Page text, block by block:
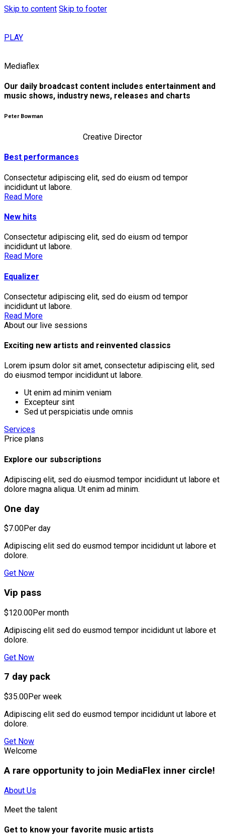
Skip to content Skip to footer
PLAY
Mediaflex
Our daily broadcast content includes entertainment and
music shows, industry news, releases and charts
Peter Bowman
Creative Director
Best performances
Consectetur adipiscing elit, sed do eiusm od tempor
incididunt ut labore.
Read More
New hits
Consectetur adipiscing elit, sed do eiusm od tempor
incididunt ut labore.
Read More
Equalizer
Consectetur adipiscing elit, sed do eiusm od tempor
incididunt ut labore.
Read More
About our live sessions
Exciting new artists and reinvented classics
Lorem ipsum dolor sit amet, consectetur adipiscing elit, sed
do eiusmod tempor incididunt ut labore.
Ut enim ad minim veniam
Excepteur sint
Sed ut perspiciatis unde omnis
Services
Price plans
Explore our subscriptions
Adipiscing elit, sed do eiusmod tempor incididunt ut labore et
dolore magna aliqua. Ut enim ad minim.
One day
$7.00Per day
Adipiscing elit sed do eusmod tempor incididunt ut labore et
dolore.
Get Now
Vip pass
$120.00Per month
Adipiscing elit sed do eusmod tempor incididunt ut labore et
dolore.
Get Now
7 day pack
$35.00Per week
Adipiscing elit sed do eusmod tempor incididunt ut labore et
dolore.
Get Now
Welcome
A rare opportunity to join MediaFlex inner circle!
About Us
Meet the talent
Get to know your favorite music artists